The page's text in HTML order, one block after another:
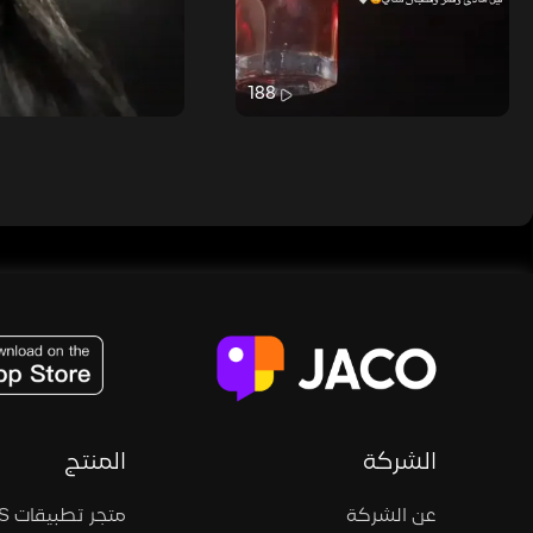
188
الشركة
عن الشركة
المنتج
متجر تطبيقات iOS